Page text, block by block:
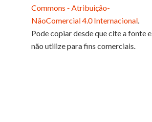
Commons - Atribuição-
NãoComercial 4.0 Internacional.
Pode copiar desde que cite a fonte e
não utilize para fins comerciais.